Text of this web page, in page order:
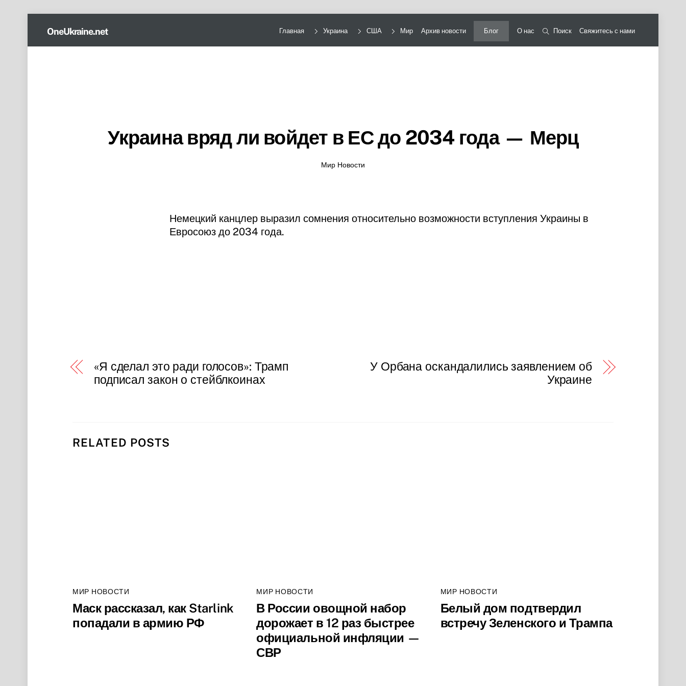
content
OneUkraine.net Главная Украина США Мир Архив новости Блог О нас Поиск Свяжитесь с нами
Украина вряд ли войдет в ЕС до 2034 года — Мерц
Мир Новости
Немецкий канцлер выразил сомнения относительно возможности вступления Украины в
Евросоюз до 2034 года.
«Я сделал это ради голосов»: Трамп
подписал закон о стейблкоинах
У Орбана оскандалились заявлением об
Украине
RELATED POSTS
МИР НОВОСТИ
Маск рассказал, как Starlink
попадали в армию РФ
МИР НОВОСТИ
В России овощной набор
дорожает в 12 раз быстрее
официальной инфляции —
СВР
МИР НОВОСТИ
Белый дом подтвердил
встречу Зеленского и Трампа